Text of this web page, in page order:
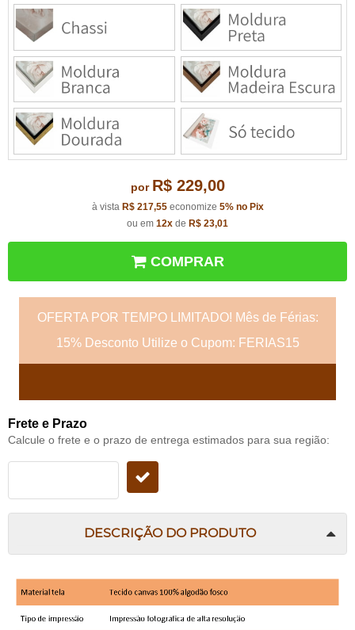
por R$ 229,00
à vista R$ 217,55economize 5% no Pix
ou em 12x de R$ 23,01
COMPRAR
OFERTA POR TEMPO LIMITADO! Mês de Férias:
15% Desconto Utilize o Cupom: FERIAS15
Frete e Prazo
Calcule o frete e o prazo de entrega estimados para sua região:
DESCRIÇÃO DO PRODUTO